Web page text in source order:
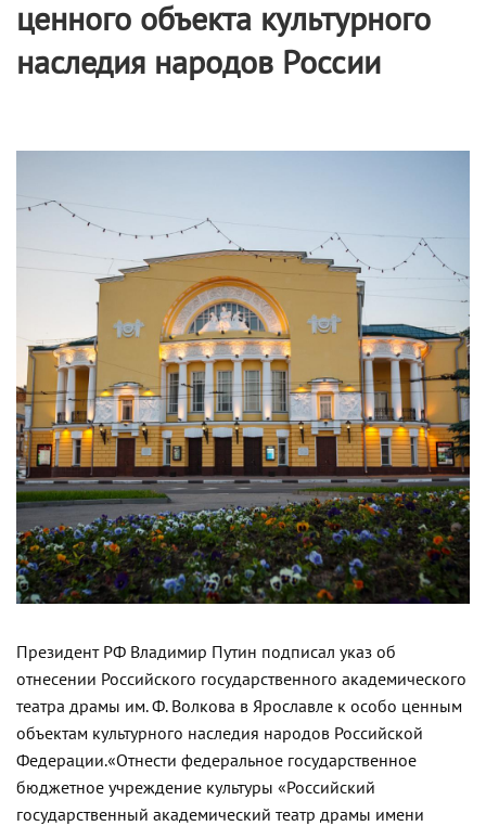
ценного объекта культурного
наследия народов России
Президент РФ Владимир Путин подписал указ об
отнесении Российского государственного академического
театра драмы им. Ф. Волкова в Ярославле к особо ценным
объектам культурного наследия народов Российской
Федерации.«Отнести федеральное государственное
бюджетное учреждение культуры «Российский
государственный академический театр драмы имени